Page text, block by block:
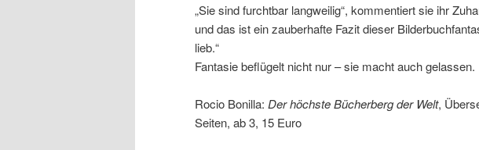
„Sie sind furchtbar langweilig“, kommentiert sie ihr
und das ist ein zauberhafte Fazit dieser
lieb.“
Fantasie beflügelt nicht nur – sie macht auch gelassen.
Rocio Bonilla: Der höchste Bücherberg der Welt,
Seiten, ab 3, 15 Euro